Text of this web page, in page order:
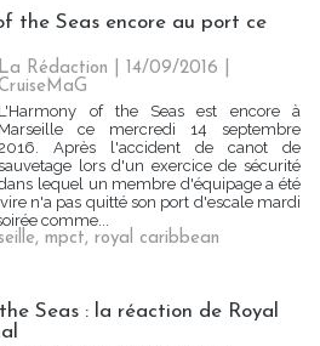
the Seas encore au port ce
La Rédaction | 14/09/2016
L'Harmony of the Seas est encore à
Marseille ce mercredi 14 septembre
Après l'accident de canot de
lors d'un exercice de sécurité
lequel un membre d'équipage a été
n'a pas quitté son port d'escale mardi
comme...
, mpct, royal caribbean
Seas : la réaction de Royal